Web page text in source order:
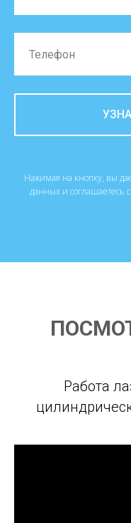
Нажимая на кнопку, вы
данных и соглашаетесь c
Работа